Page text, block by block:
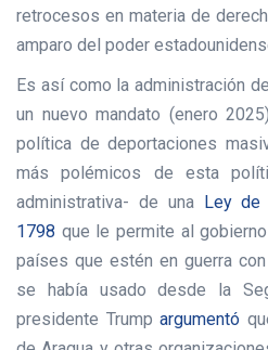
retrocesos en materia de
amparo del poder
Es así como la administración
un nuevo mandato (enero
política de deportaciones
más polémicos de esta
administrativa- de una
Ley de
1798 que le permite al
países que estén en guerra
se había usado desde la
presidente Trumpargumentó